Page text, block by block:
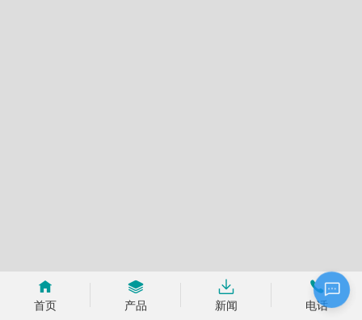
首页 产品 新闻 电话